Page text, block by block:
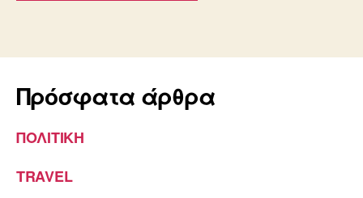
Πρόσφατα άρθρα
ΠΟΛΙΤΙΚΗ
TRAVEL